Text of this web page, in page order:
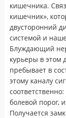
кишечника.
кишечник»,
двусторонний
системой и
Блуждающий
курьеры в этом
пребывает в
этому каналу
болевой порог,
Получается